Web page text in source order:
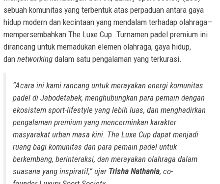
sebuah komunitas yang terbentuk atas perpaduan antara gaya
hidup modern dan kecintaan yang mendalam terhadap olahraga—
mempersembahkan The Luxe Cup. Turnamen padel premium ini
dirancang untuk memadukan elemen olahraga, gaya hidup,
dan networking dalam satu pengalaman yang terkurasi.
“Acara ini kami rancang untuk merayakan energi komunitas
padel di Jabodetabek, menghubungkan para pemain dengan
ekosistem sport-lifestyle yang lebih luas, dan menghadirkan
pengalaman premium yang mencerminkan karakter
masyarakat urban masa kini. The Luxe Cup dapat menjadi
ruang bagi komunitas dan para pemain padel untuk
berkembang, berinteraksi, dan merayakan olahraga dalam
suasana yang inspiratif,” ujar Trisha Nathania, co-